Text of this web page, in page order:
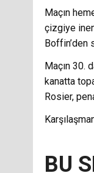
Maçın
çizgiye
Boffin’den
Maçın 30.
kanatta
Rosier,
BU